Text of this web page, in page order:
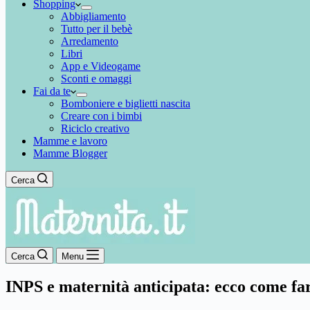
Shopping
Abbigliamento
Tutto per il bebè
Arredamento
Libri
App e Videogame
Sconti e omaggi
Fai da te
Bomboniere e biglietti nascita
Creare con i bimbi
Riciclo creativo
Mamme e lavoro
Mamme Blogger
Cerca
Cerca Menu
INPS e maternità anticipata: ecco come